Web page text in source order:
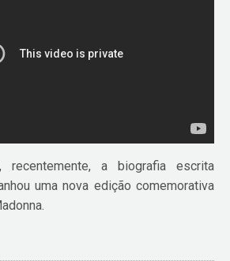
recentemente, a biografia escrita
uma nova edição comemorativa